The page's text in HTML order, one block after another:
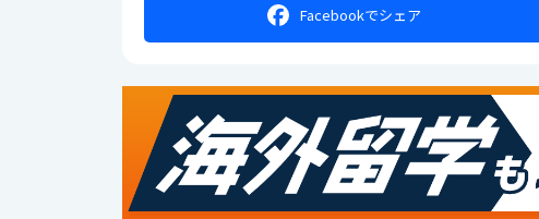
Facebookでシェア